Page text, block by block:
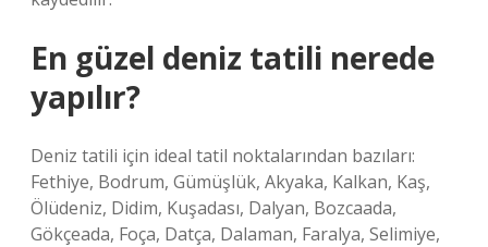
En güzel deniz tatili nerede
yapılır?
Deniz tatili için ideal tatil noktalarından bazıları:
Fethiye, Bodrum, Gümüşlük, Akyaka, Kalkan, Kaş,
Ölüdeniz, Didim, Kuşadası, Dalyan, Bozcaada,
Gökçeada, Foça, Datça, Dalaman, Faralya, Selimiye,